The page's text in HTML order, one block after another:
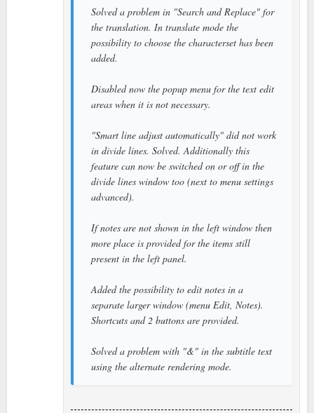
Solved a problem in "Search and Replace" for
the translation. In translate mode the
possibility to choose the characterset has been
added.
Disabled now the popup menu for the text edit
areas when it is not necessary.
"Smart line adjust automatically" did not work
in divide lines. Solved. Additionally this
feature can now be switched on or off in the
divide lines window too (next to menu settings
advanced).
If notes are not shown in the left window then
more place is provided for the items still
present in the left panel.
Added the possibility to edit notes in a
separate larger window (menu Edit, Notes).
Shortcuts and 2 buttons are provided.
Solved a problem with "&" in the subtitle text
using the alternate rendering mode.